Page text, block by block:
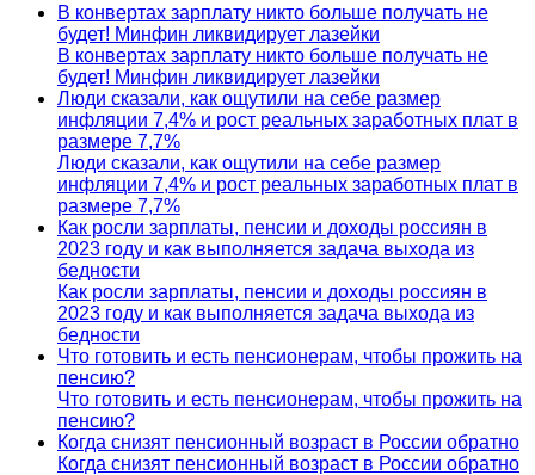
В конвертах зарплату никто больше получать не
будет! Минфин ликвидирует лазейки
В конвертах зарплату никто больше получать не
будет! Минфин ликвидирует лазейки
Люди сказали, как ощутили на себе размер
инфляции 7,4% и рост реальных заработных плат в
размере 7,7%
Люди сказали, как ощутили на себе размер
инфляции 7,4% и рост реальных заработных плат в
размере 7,7%
Как росли зарплаты, пенсии и доходы россиян в
2023 году и как выполняется задача выхода из
бедности
Как росли зарплаты, пенсии и доходы россиян в
2023 году и как выполняется задача выхода из
бедности
Что готовить и есть пенсионерам, чтобы прожить на
пенсию?
Что готовить и есть пенсионерам, чтобы прожить на
пенсию?
Когда снизят пенсионный возраст в России обратно
Когда снизят пенсионный возраст в России обратно